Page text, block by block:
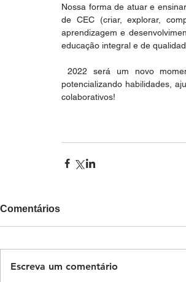
Nossa forma de atuar e
de CEC (criar, explorar,
aprendizagem e
educação integral e de
potencializando habilidades,
colaborativos!
Comentários
Escreva um comentário